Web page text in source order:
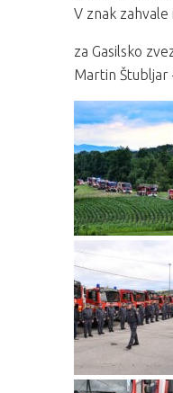
V znak
za Gasilsko
Martin Štubljar